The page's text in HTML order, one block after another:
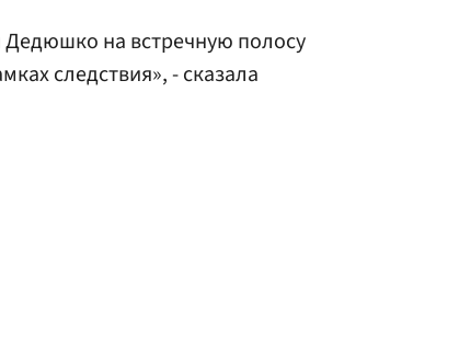
на встречную полосу
следствия», - сказала